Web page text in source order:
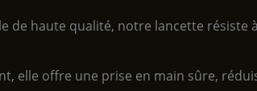
de haute qualité, notre lancette
elle offre une prise en main sûre,